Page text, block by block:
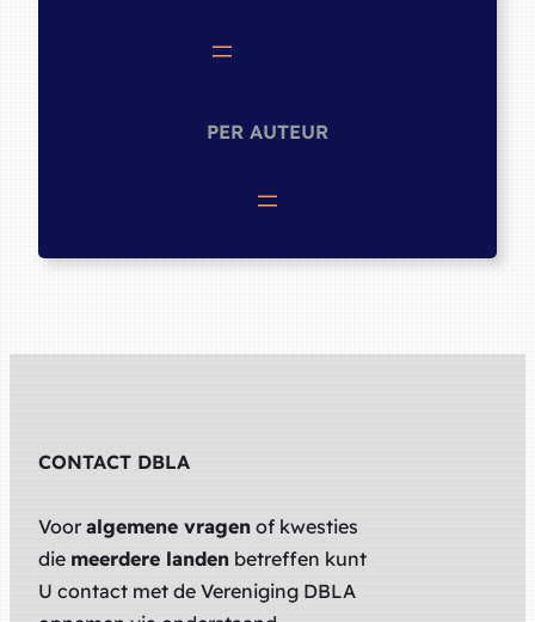
PER AUTEUR
CONTACT DBLA
Vooralgemene vragen of kwesties
die meerdere landen betreffen kunt
U contact met de Vereniging DBLA